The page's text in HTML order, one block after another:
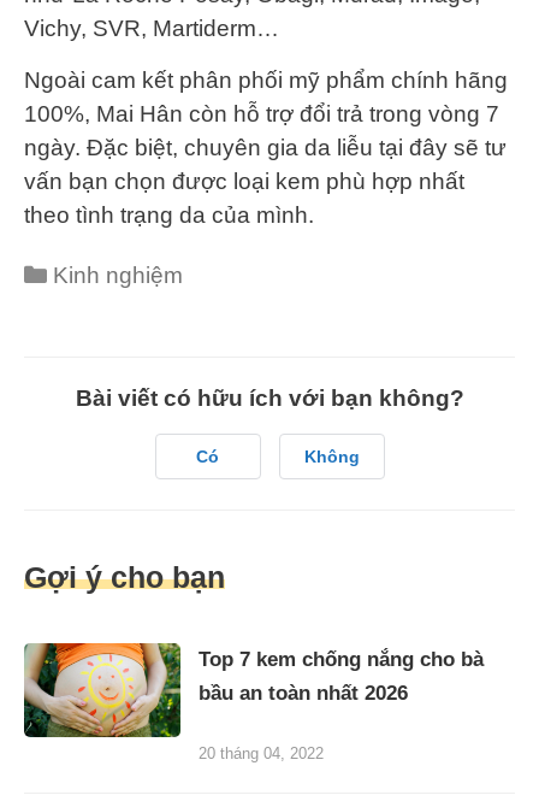
Vichy, SVR, Martiderm…
Ngoài cam kết phân phối mỹ phẩm chính hãng
100%, Mai Hân còn hỗ trợ đổi trả trong vòng 7
ngày. Đặc biệt, chuyên gia da liễu tại đây sẽ tư
vấn bạn chọn được loại kem phù hợp nhất
theo tình trạng da của mình.
Categories
Kinh nghiệm
Bài viết có hữu ích với bạn không?
Có Không
Gợi ý cho bạn
Top 7 kem chống nắng cho bà
bầu an toàn nhất 2026
20 tháng 04, 2022